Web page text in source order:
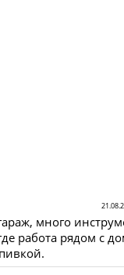
много
работа рядом с